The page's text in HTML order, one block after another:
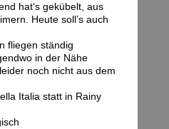
hat‘s gekübelt, aus
Heute soll’s auch
fliegen ständig
in der Nähe
noch nicht aus dem
Italia statt in Rainy